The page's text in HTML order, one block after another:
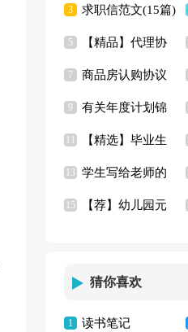
范文合集5篇
3 求职信范文(15篇)
5 【精品】代理协
议书集锦10篇
7 商品房认购协议
书5篇
9 有关年度计划锦
集六篇【精选】毕业生
自荐信模板汇编九篇
13 学生写给老师的
道歉信
15 【荐】幼儿园元
猜你喜欢
1 读书笔记